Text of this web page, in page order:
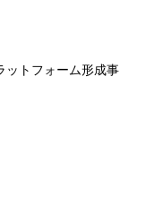
ットフォーム形成事